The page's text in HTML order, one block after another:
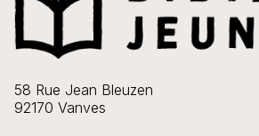
58 Rue Jean Bleuzen
92170 Vanves